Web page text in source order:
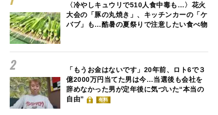
〈冷やしキュウリで510人食中毒も…〉花火
大会の「豚の丸焼き」、キッチンカーの「ケ
バブ」も…酷暑の夏祭りで注意したい食べ物
「もうお金はないです」20年前、ロト6で３
億2000万円当てた男は今…当選後も会社を
辞めなかった男が定年後に気づいた“本当の
自由”
有料